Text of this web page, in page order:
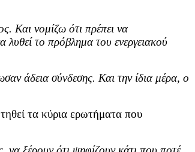
Και νομίζω ότι πρέπει να
το πρόβλημα του ενεργειακού
άδεια σύνδεσης. Και την ίδια μέρα, ο
τα κύρια ερωτήματα που